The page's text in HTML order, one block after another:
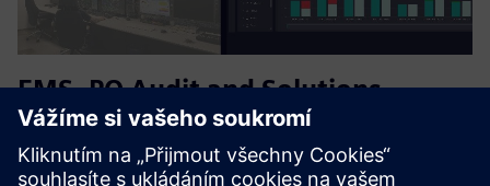
EMS, PQ Audit and Solutions,
Management Audit Consultancy
Assess energy performance and implement ISO 50001-